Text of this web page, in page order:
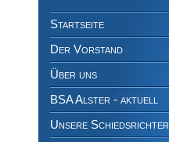
überspringen
Startseite
Der Vorstand
Über uns
BSA Alster - aktuell
Unsere Schiedsrichter